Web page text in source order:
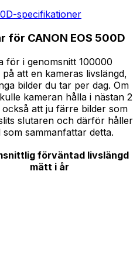
specifikationer
för CANON EOS 500D
för i genomsnitt 100000
att en kameras livslängd,
bilder du tar per dag. Om
kameran hålla i nästan 2
att ju färre bilder som
slutaren och därför håller
sammanfattar detta.
förväntad livslängd
mätt i år